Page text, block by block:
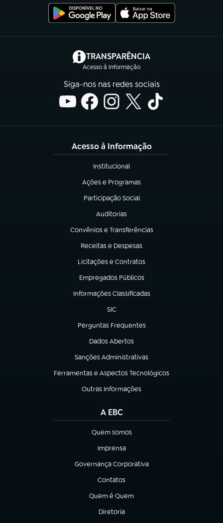
TRANSPARÊNCIA
Acesso à Informação
(abre em nova aba)
Siga-nos nas redes sociais
Acesso à Informação
Institucional
(abre em nova aba)
Ações e Programas
(abre em nova aba)
Participação Social
(abre em nova aba)
Auditorias
(abre em nova aba)
Convênios e Transferências
(abre em nova aba)
Receitas e Despesas
(abre em nova aba)
Licitações e Contratos
(abre em nova aba)
Empregados Públicos
(abre em nova aba)
Informações Classificadas
(abre em nova aba)
SIC
(abre em nova aba)
Perguntas Frequentes
(abre em nova aba)
Dados Abertos
(abre em nova aba)
Sanções Administrativas
(abre em nova aba)
Ferramentas e Aspectos Tecnológicos
(abre em nova aba)
Outras Informações
(abre em nova aba)
A EBC
Quem somos
(abre em nova aba)
Imprensa
(abre em nova aba)
Governança Corporativa
(abre em nova aba)
Contatos
(abre em nova aba)
Quem é Quem
(abre em nova aba)
Diretoria
(abre em nova aba)